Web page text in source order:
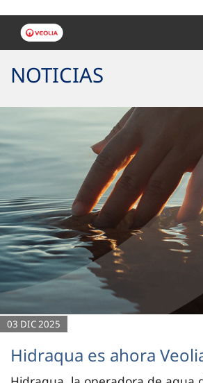
NOTICIAS
03 DIC 2025
Hidraqua es ahora